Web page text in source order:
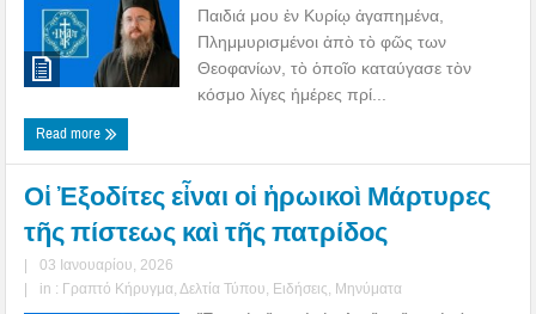
Παιδιά μου ἐν Κυρίῳ ἀγαπημένα,
Πλημμυρισμένοι ἀπὸ τὸ φῶς των
Θεοφανίων, τὸ ὁποῖο καταύγασε τὸν
κόσμο λίγες ἡμέρες πρί...
Read more
Οἱ Ἐξοδίτες εἶναι οἱ ἡρωικοὶ Μάρτυρες
τῆς πίστεως καὶ τῆς πατρίδος
|
03 Ιανουαρίου, 2026
|
in : Γραπτό Κήρυγμα Δελτία Τύπου Ειδήσεις Μηνύματα